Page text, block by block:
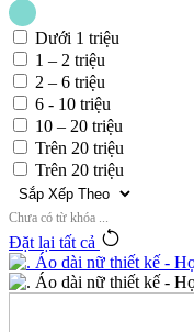
Dưới 1 triệu
1 – 2 triệu
2 – 6 triệu
6 - 10 triệu
10 – 20 triệu
Trên 20 triệu
Trên 20 triệu
Chưa có từ khóa ...
Đặt lại tất cả